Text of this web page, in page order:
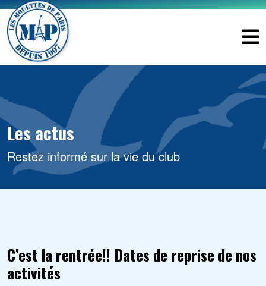
Les actus
Restez informé sur la vie du club
C’est la rentrée!! Dates de reprise de nos
activités